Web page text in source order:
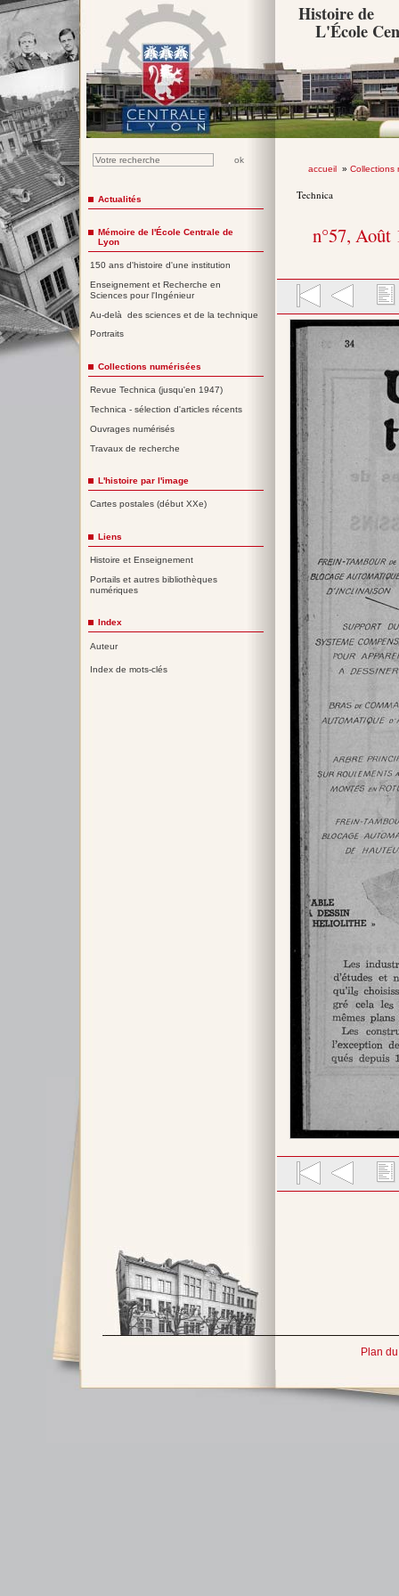
Histoire de
L'École
accueil» Collections
Technica
n°57, Août
Actualités
Mémoire de l'École Centrale de
Lyon
150 ans d'histoire d'une institution
Enseignement et Recherche en
Sciences pour l'Ingénieur
Au-delà des sciences et de la technique
Portraits
Collections numérisées
Revue Technica (jusqu'en 1947)
Technica - sélection d'articles récents
Ouvrages numérisés
Travaux de recherche
L'histoire par l'image
Cartes postales (début XXe)
Liens
Histoire et Enseignement
Portails et autres bibliothèques
numériques
Index
Auteur
Index de mots-clés
Plan